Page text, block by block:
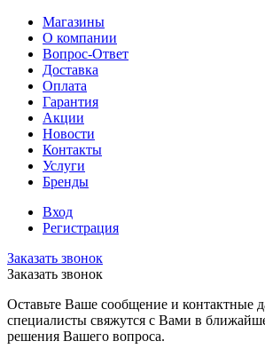
Магазины
О компании
Вопрос-Ответ
Доставка
Оплата
Гарантия
Акции
Новости
Контакты
Услуги
Бренды
Вход
Регистрация
Заказать звонок
Заказать звонок
Оставьте Ваше сообщение и контактные
специалисты свяжутся с Вами в
решения Вашего вопроса.